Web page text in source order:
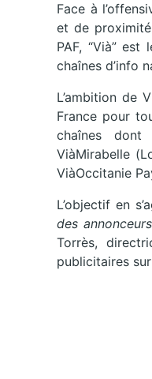
Face à
et de
PAF, “Vià”
chaînes d’info
L’ambition de
France pour
chaînes dont
ViàMirabelle
ViàOccitanie
L’objectif en
des
Torrès,
publicitaires